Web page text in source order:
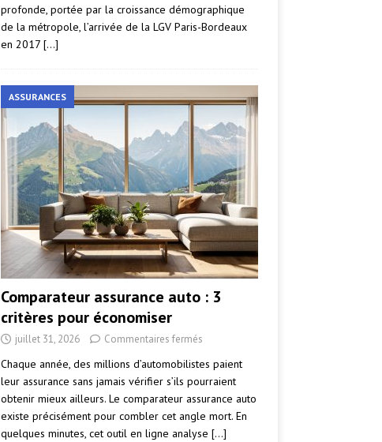
profonde, portée par la croissance démographique
de la métropole, l’arrivée de la LGV Paris-Bordeaux
en 2017 […]
ASSURANCES
Comparateur assurance auto : 3
critères pour économiser
juillet 31, 2026 Commentaires fermés
Chaque année, des millions d’automobilistes paient
leur assurance sans jamais vérifier s’ils pourraient
obtenir mieux ailleurs. Le comparateur assurance auto
existe précisément pour combler cet angle mort. En
quelques minutes, cet outil en ligne analyse […]